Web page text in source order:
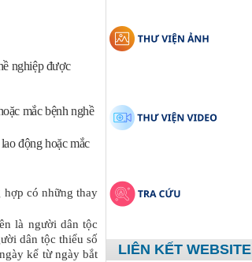
nghiệp được
mắc bệnh nghề
động hoặc mắc
hợp có những thay
là người dân tộc
dân tộc thiểu số
kể từ ngày bắt
LIÊN KẾT WEBSITE